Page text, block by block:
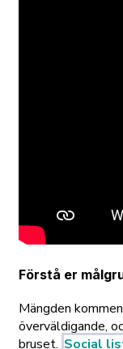
Förstå er
Mängden
överväldigande,
bruset. Social